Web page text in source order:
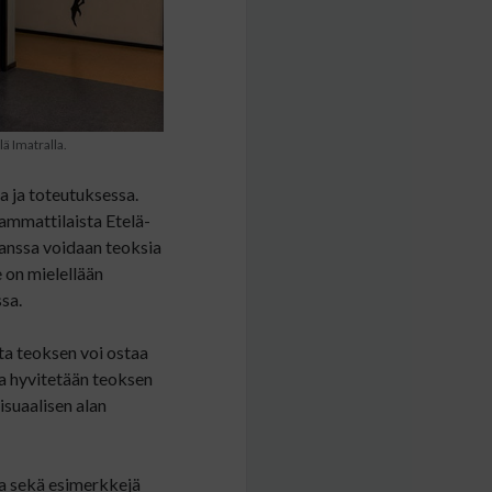
Imatralla.
ja toteutuksessa.
Etelä-
voidaan teoksia
mielellään
teoksen voi ostaa
hyvitetään teoksen
alan
sekä esimerkkejä